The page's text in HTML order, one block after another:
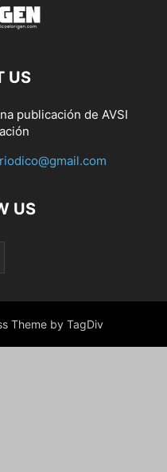
US
publicación de AVSI
US
Theme by TagDiv